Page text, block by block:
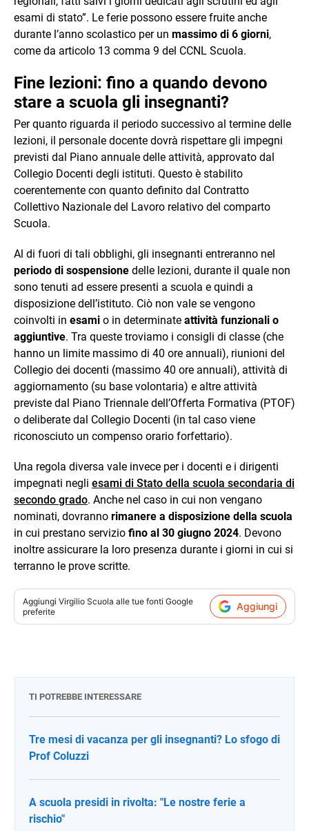
esami di stato”. Le ferie possono essere fruite anche
durante l’anno scolastico per un massimo di 6 giorni,
come da articolo 13 comma 9 del CCNL Scuola.
Fine lezioni: fino a quando devono
stare a scuola gli insegnanti?
Per quanto riguarda il periodo successivo al termine delle
lezioni, il personale docente dovrà rispettare gli impegni
previsti dal Piano annuale delle attività, approvato dal
Collegio Docenti degli istituti. Questo è stabilito
coerentemente con quanto definito dal Contratto
Collettivo Nazionale del Lavoro relativo del comparto
Scuola.
Al di fuori di tali obblighi, gli insegnanti entreranno nel
periodo di sospensione delle lezioni, durante il quale non
sono tenuti ad essere presenti a scuola e quindi a
disposizione dell’istituto. Ciò non vale se vengono
coinvolti in esami o in determinate attività funzionali o
aggiuntive. Tra queste troviamo i consigli di classe (che
hanno un limite massimo di 40 ore annuali), riunioni del
Collegio dei docenti (massimo 40 ore annuali), attività di
aggiornamento (su base volontaria) e altre attività
previste dal Piano Triennale dell’Offerta Formativa (PTOF)
o deliberate dal Collegio Docenti (in tal caso viene
riconosciuto un compenso orario forfettario).
Una regola diversa vale invece per i docenti e i dirigenti
impegnati negli esami di Stato della scuola secondaria di
secondo grado. Anche nel caso in cui non vengano
nominati, dovranno rimanere a disposizione della scuola
in cui prestano servizio fino al 30 giugno 2024. Devono
inoltre assicurare la loro presenza durante i giorni in cui si
terranno le prove scritte.
Aggiungi Virgilio Scuola alle tue fonti Google
preferite
Aggiungi
TI POTREBBE INTERESSARE
Tre mesi di vacanza per gli insegnanti? Lo sfogo di
Prof Coluzzi
A scuola presidi in rivolta: "Le nostre ferie a
rischio"